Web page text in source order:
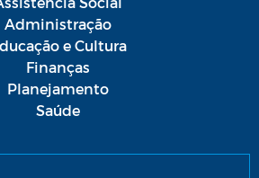
Administração
e Cultura
Finanças
Planejamento
Saúde